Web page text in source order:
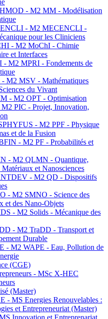
- M2 MM - Modélisation
- M2 MECENCLI -
pour les Cliniciens
- M2 MoChI - Chimie
et Interfaces
- M2 MPRI - Fondements de
M2 MSV - Mathématiques
du Vivant
- M2 OPT - Optimisation
PIC - Projet, Innovation,
- M2 PPF - Physique
et de la Fusion
- M2 PF - Probabilités et
- M2 QLMN - Quantique,
et Nanosciences
- M2 QD - Dispositifs
- M2 SMNO - Science des
et des Nano-Objets
- M2 Solids - Mécanique des
- M2 TraDD - Transport et
Durable
- M2 WAPE - Eau, Pollution de
(CGE)
- MSc X-HEC
(Master)
- MS Energies Renouvelables :
et Entrepreneuriat (Master)
Innovation et Entreprenariat